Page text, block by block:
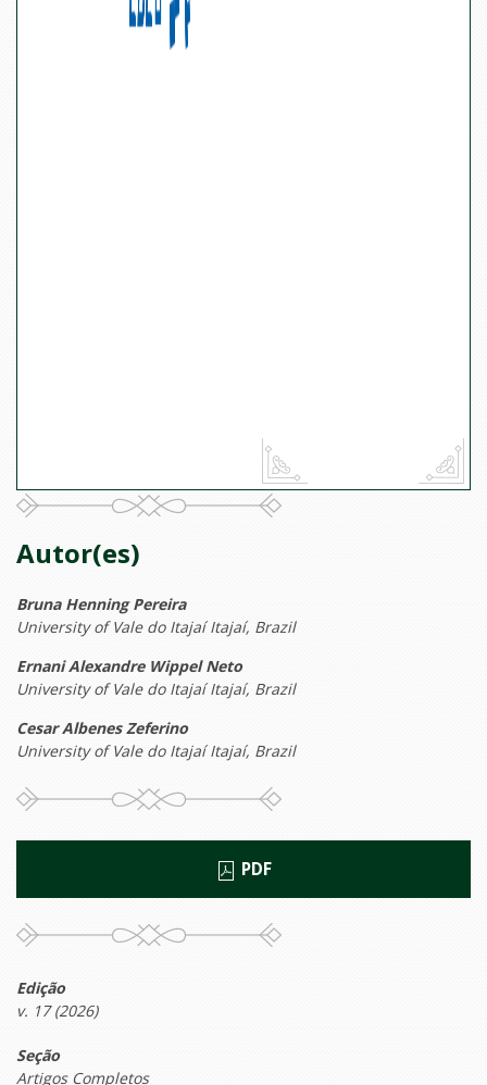
Autor(es)
Bruna Henning Pereira
University of Vale do Itajaí Itajaí, Brazil
Ernani Alexandre Wippel Neto
University of Vale do Itajaí Itajaí, Brazil
Cesar Albenes Zeferino
University of Vale do Itajaí Itajaí, Brazil
PDF
Edição
v. 17 (2026)
Seção
Artigos Completos